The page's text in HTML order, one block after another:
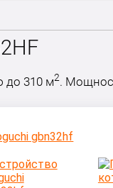
до 310 м2.